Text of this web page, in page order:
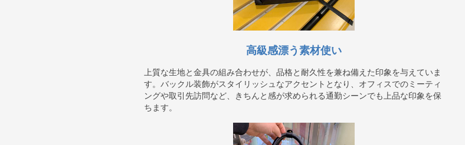
高級感漂う素材使い
上質な生地と金具の組み合わせが、品格と耐久性を兼ね備えた印象を与えていま
す。バックル装飾がスタイリッシュなアクセントとなり、オフィスでのミーティ
ングや取引先訪問など、きちんと感が求められる通勤シーンでも上品な印象を保
ちます。